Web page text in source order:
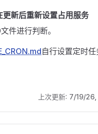
更新后重新设置占用服务
件进行判断。
自行设置定时任
上次更新: 7/19/26,